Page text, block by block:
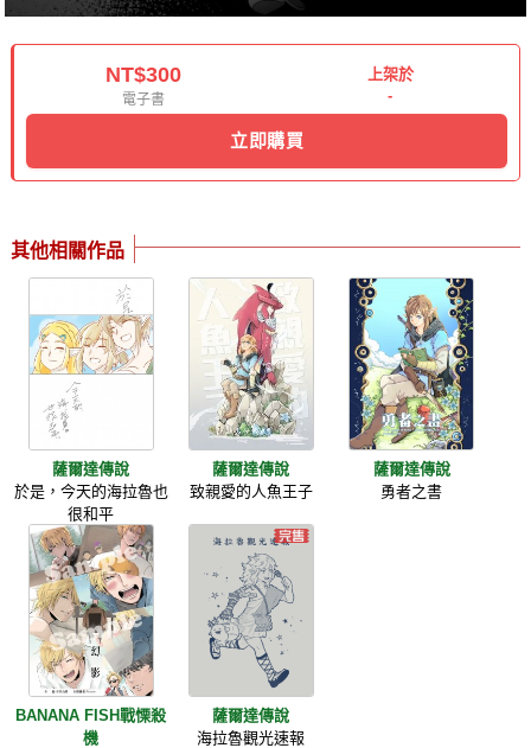
NT$300
電子書
上架於
-
立即購買
其他相關作品
薩爾達傳說
於是，今天的海拉魯也
很和平
薩爾達傳說
致親愛的人魚王子
薩爾達傳說
勇者之書
BANANA FISH戰慄殺
機
薩爾達傳說
海拉魯觀光速報